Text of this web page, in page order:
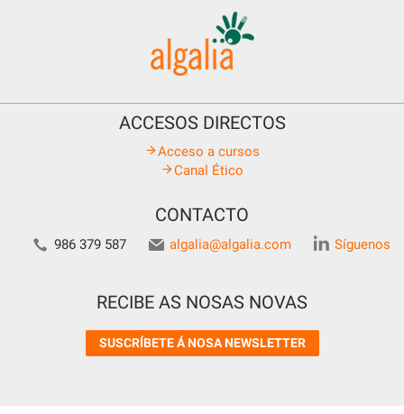
ACCESOS DIRECTOS
Acceso a cursos
Canal Ético
CONTACTO
986 379 587 algalia@algalia.com Síguenos
RECIBE AS NOSAS NOVAS
SUSCRÍBETE Á NOSA NEWSLETTER